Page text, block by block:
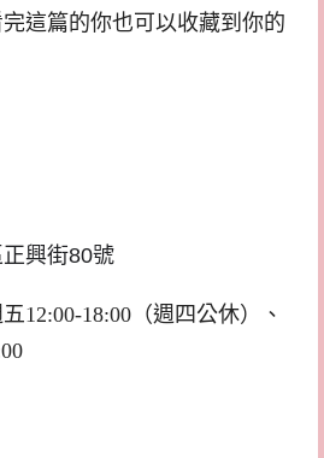
這篇的你也可以收藏到你的
興街80號
12:00-18:00（週四公休）、